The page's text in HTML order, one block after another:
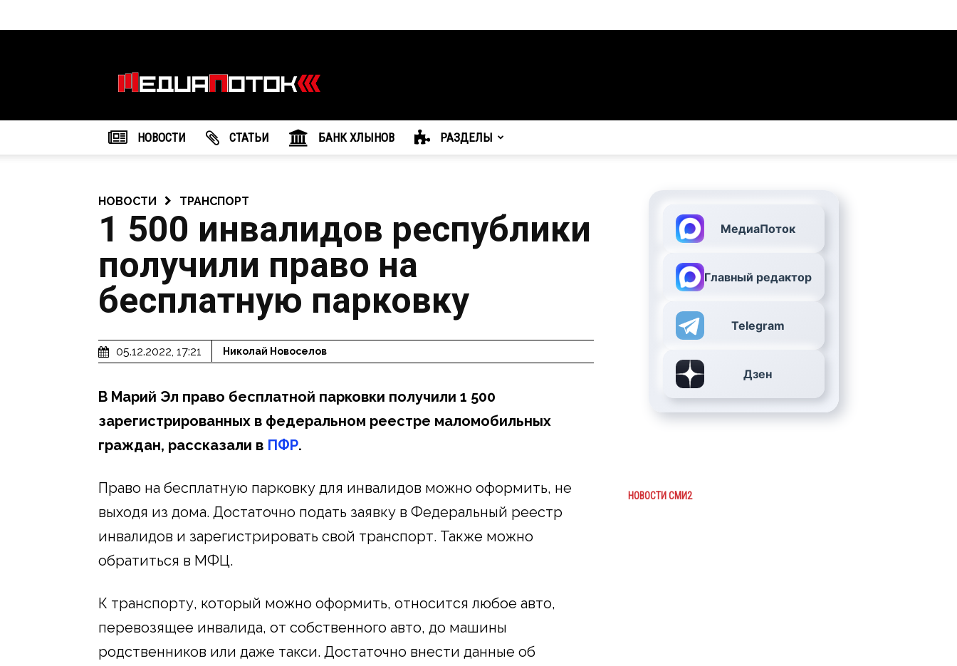
агентство
"МедиаПоток"
НОВОСТИ CТАТЬИ БАНК ХЛЫНОВ РАЗДЕЛЫ
НОВОСТИ ТРАНСПОРТ
1 500 инвалидов республики
получили право на
бесплатную парковку
05.12.2022, 17:21 Николай Новоселов
В Марий Эл право бесплатной парковки получили 1 500
зарегистрированных в федеральном реестре маломобильных
граждан, рассказали в ПФР.
Право на бесплатную парковку для инвалидов можно оформить, не
выходя из дома. Достаточно подать заявку в Федеральный реестр
инвалидов и зарегистрировать свой транспорт. Также можно
обратиться в МФЦ.
К транспорту, который можно оформить, относится любое авто,
перевозящее инвалида, от собственного авто, до машины
родственников или даже такси. Достаточно внести данные об
МедиаПоток
Главный редактор
Telegram
Дзен
НОВОСТИ СМИ2